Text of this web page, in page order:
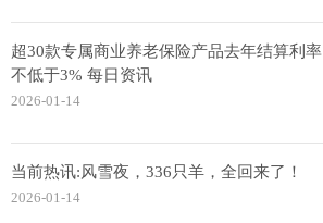
超30款专属商业养老保险产品去年结算利率
不低于3% 每日资讯
2026-01-14
当前热讯:风雪夜，336只羊，全回来了！
2026-01-14